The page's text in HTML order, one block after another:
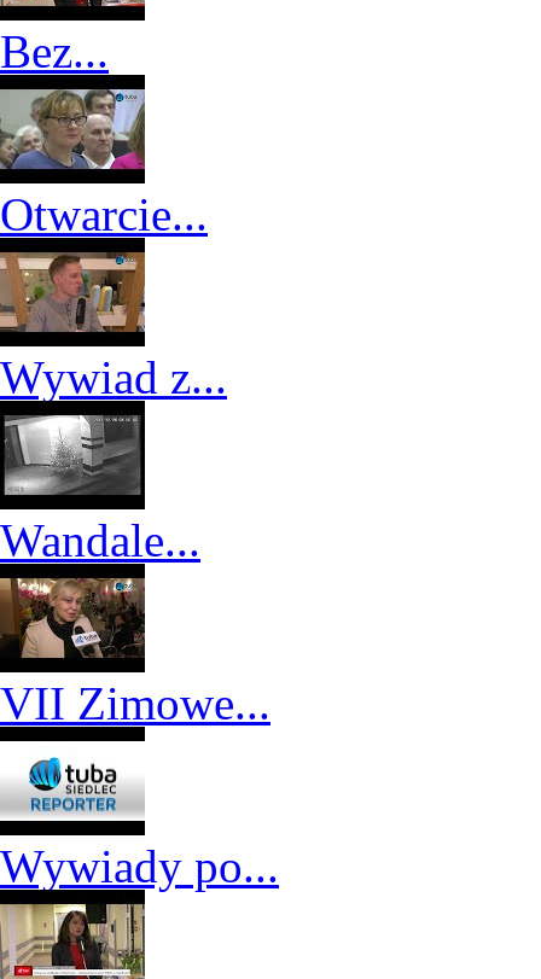
Bez...
Otwarcie...
Wywiad z...
Wandale...
VII Zimowe...
Wywiady po...